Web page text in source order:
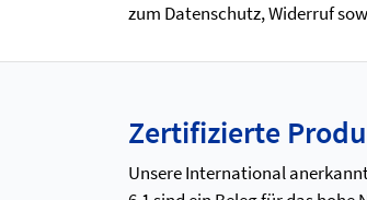
zum Datenschutz, Widerruf
Zertifizierte
Unsere International